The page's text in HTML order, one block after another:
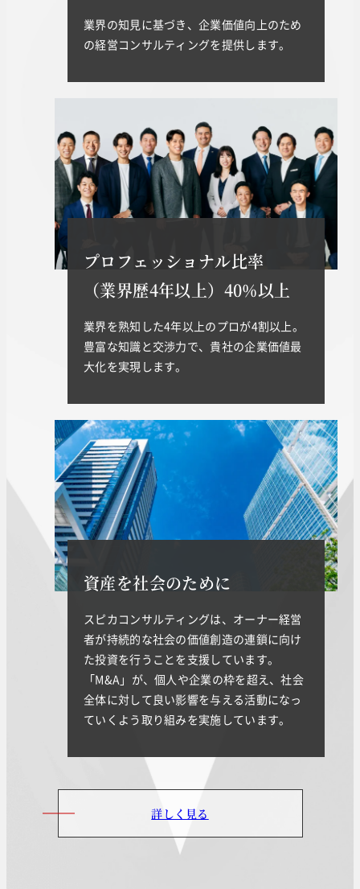
業界の知見に基づき、企業価値向上のため
の経営コンサルティングを提供します。
プロフェッショナル比率
（業界歴4年以上）40%以上
業界を熟知した4年以上のプロが4割以上。
豊富な知識と交渉力で、貴社の企業価値最
大化を実現します。
資産を社会のために
スピカコンサルティングは、オーナー経営
者が持続的な社会の価値創造の連鎖に向け
た投資を行うことを支援しています。
「M&A」が、個人や企業の枠を超え、社会
全体に対して良い影響を与える活動になっ
ていくよう取り組みを実施しています。
詳しく見る